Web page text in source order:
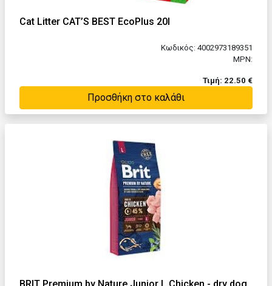
Cat Litter CAT’S BEST EcoPlus 20l
Κωδικός: 4002973189351
MPN:
Τιμή: 22.50 €
Προσθήκη στο καλάθι